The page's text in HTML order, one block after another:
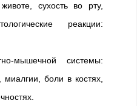
сухость во рту,
реакции:
мышечной системы:
боли в костях,